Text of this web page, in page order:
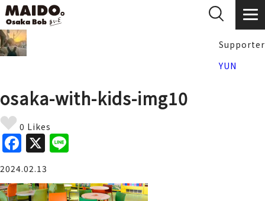
Supporter
YUN
osaka-with-kids-img10
0 Likes
F
a
c
X
e
2024.02.13